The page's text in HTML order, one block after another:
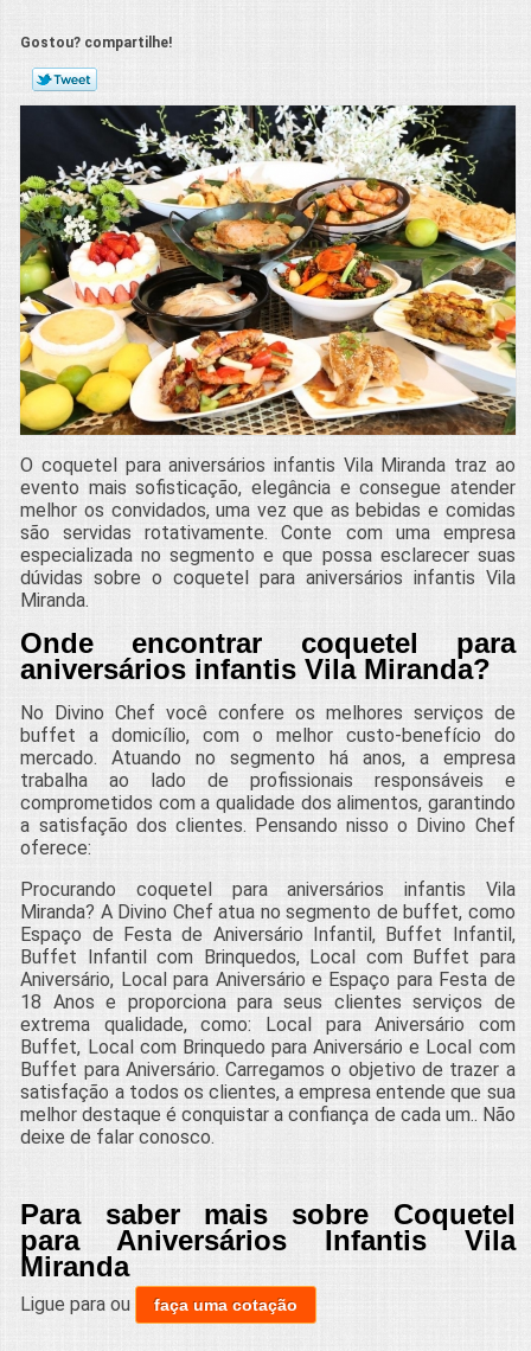
Gostou? compartilhe!
O coquetel para aniversários infantis Vila Miranda traz ao
evento mais sofisticação, elegância e consegue atender
melhor os convidados, uma vez que as bebidas e comidas
são servidas rotativamente. Conte com uma empresa
especializada no segmento e que possa esclarecer suas
dúvidas sobre o coquetel para aniversários infantis Vila
Miranda.
Onde encontrar coquetel para
aniversários infantis Vila Miranda?
No Divino Chef você confere os melhores serviços de
buffet a domicílio, com o melhor custo-benefício do
mercado. Atuando no segmento há anos, a empresa
trabalha ao lado de profissionais responsáveis e
comprometidos com a qualidade dos alimentos, garantindo
a satisfação dos clientes. Pensando nisso o Divino Chef
oferece:
Procurando coquetel para aniversários infantis Vila
Miranda? A Divino Chef atua no segmento de buffet, como
Espaço de Festa de Aniversário Infantil, Buffet Infantil,
Buffet Infantil com Brinquedos, Local com Buffet para
Aniversário, Local para Aniversário e Espaço para Festa de
18 Anos e proporciona para seus clientes serviços de
extrema qualidade, como: Local para Aniversário com
Buffet, Local com Brinquedo para Aniversário e Local com
Buffet para Aniversário. Carregamos o objetivo de trazer a
satisfação a todos os clientes, a empresa entende que sua
melhor destaque é conquistar a confiança de cada um.. Não
deixe de falar conosco.
Para saber mais sobre Coquetel
para Aniversários Infantis Vila
Miranda
Ligue paraou faça uma cotação